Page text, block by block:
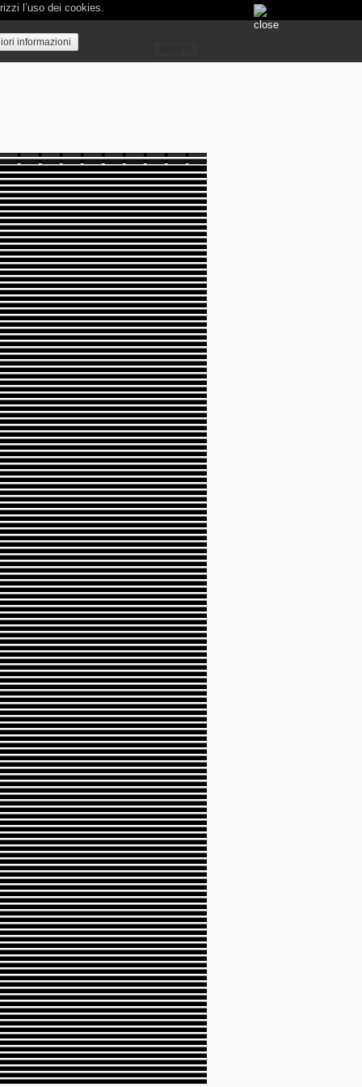
l’uso dei cookies.
informazioni